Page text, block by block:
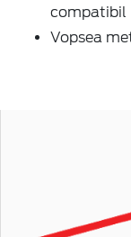
compatibil
Vopsea